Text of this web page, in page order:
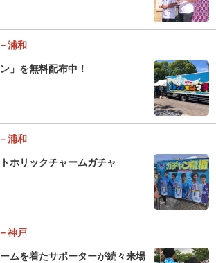
浦和
」を無料配布中！
浦和
ホリックチャームガチャ
神戸
ムを着たサポーターが続々来場